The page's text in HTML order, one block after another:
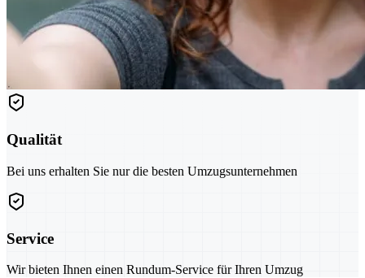
Qualität
Bei uns erhalten Sie nur die besten Umzugsunternehmen
Service
Wir bieten Ihnen einen Rundum-Service für Ihren Umzug